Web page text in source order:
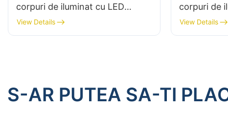
corpuri de iluminat cu LED
pentru instalații industriale,
depozite și alte aplicații de
View Details
corpuri de
pentru
depozite și
View Details
S-AR PUTEA SA-TI